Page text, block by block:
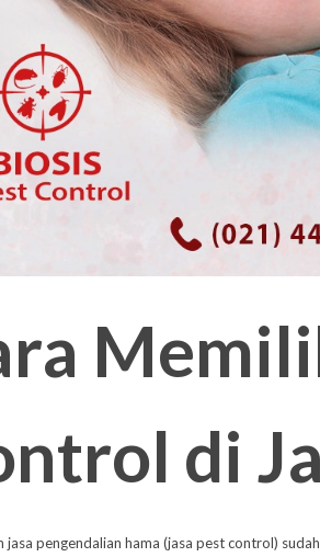
di
jasa pengendalian hama (jasa pest control)